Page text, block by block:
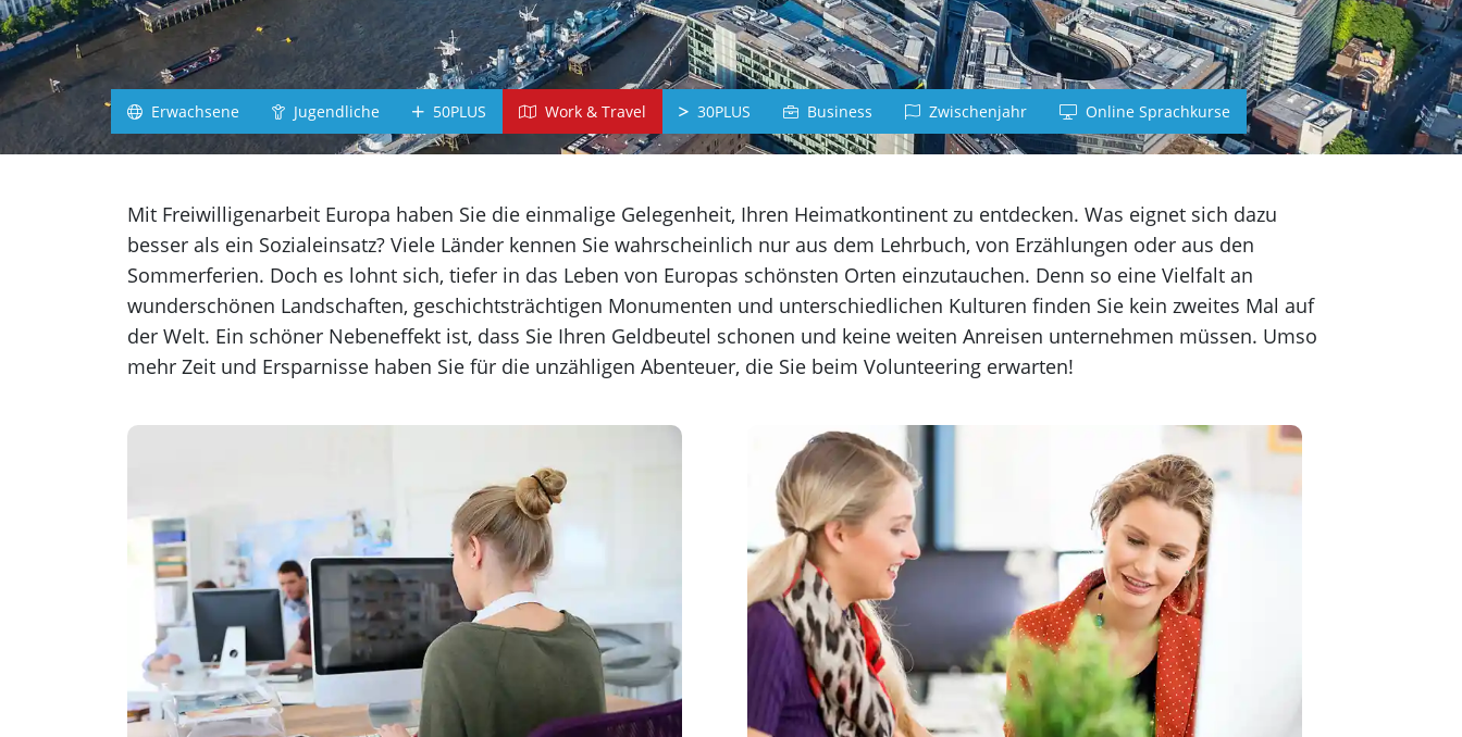
Erwachsene Jugendliche 50PLUS Work & Travel 30PLUS Business Zwischenjahr Online Sprachkurse
Mit Freiwilligenarbeit Europa haben Sie die einmalige Gelegenheit, Ihren Heimatkontinent zu entdecken. Was eignet sich dazu
besser als ein Sozialeinsatz? Viele Länder kennen Sie wahrscheinlich nur aus dem Lehrbuch, von Erzählungen oder aus den
Sommerferien. Doch es lohnt sich, tiefer in das Leben von Europas schönsten Orten einzutauchen. Denn so eine Vielfalt an
wunderschönen Landschaften, geschichtsträchtigen Monumenten und unterschiedlichen Kulturen finden Sie kein zweites Mal auf
der Welt. Ein schöner Nebeneffekt ist, dass Sie Ihren Geldbeutel schonen und keine weiten Anreisen unternehmen müssen. Umso
mehr Zeit und Ersparnisse haben Sie für die unzähligen Abenteuer, die Sie beim Volunteering erwarten!
Südafrika
Irland
Schottland
Jamaika
alle Länder
Belgien
Arabisch
Jordanien
Türkisch
Türkei
Griechenland
Dominikanische
Republik
Chile
Peru
Panama
Chinesisch
China
Taiwan
Koreanisch
Korea
Deutschland
Japanisch
Japan
Vietnamesisch
Vietnam
Lettland